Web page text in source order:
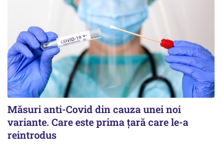
Măsuri anti-Covid din cauza unei noi
variante. Care este prima țară care le-a
reintrodus